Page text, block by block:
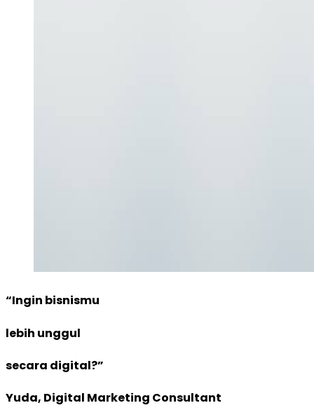
“Ingin bisnismu
lebih unggul
secara digital?”
Yuda, Digital Marketing Consultant